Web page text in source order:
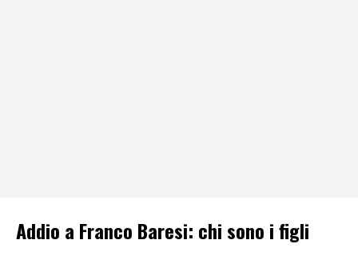
Addio a Franco Baresi: chi sono i figli